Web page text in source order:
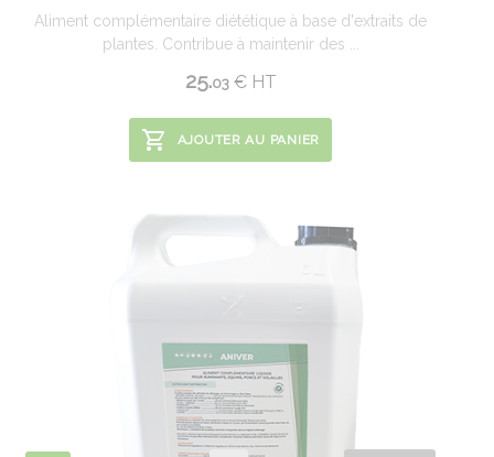
Aliment complémentaire diététique à base d'extraits de
plantes. Contribue à maintenir des ...
25.03 €HT
AJOUTER AU PANIER